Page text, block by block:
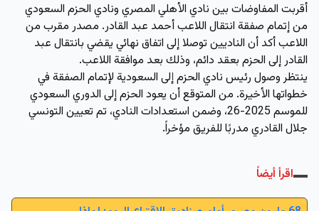
أقربت المفاوضات بين نادي الأهلي المصري ونادي الحزم السعودي
من إتمام صفقة انتقال اللاعب أحمد عبد القادر. مصدر مقرب من
اللاعب أكد أن الناديين توصلا إلى اتفاق نهائي يقضي بانتقال عبد
القادر إلى الحزم بعقد دائم، وذلك بعد موافقة اللاعب.
ينتظر وصول رئيس نادي الحزم إلى السعودية لإتمام الصفقة في
خطواتها الأخيرة. من المتوقع أن يعود الحزم إلى الدوري السعودي
للموسم 2025-26، وضمن استعدادات النادي، تم تعيين التونسي
جلال القادري مدربًا للفريق مؤخراً.
اقرأ أيضاً